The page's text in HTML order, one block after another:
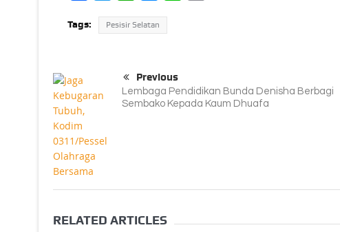
Tags: Pesisir Selatan
Previous
Lembaga Pendidikan Bunda Denisha Berbagi
Sembako Kepada Kaum Dhuafa
RELATED ARTICLES